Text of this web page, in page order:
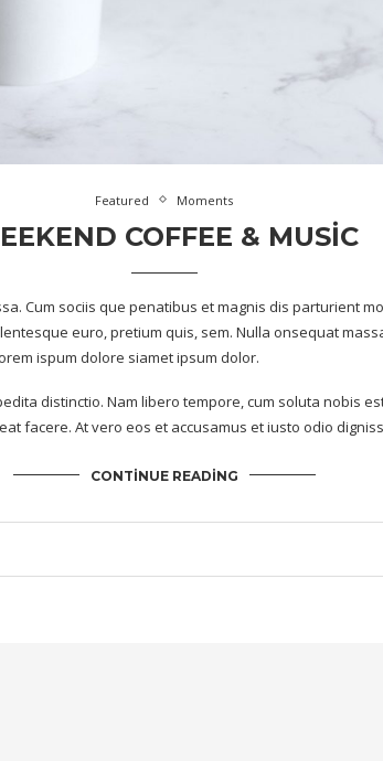
Featured Moments
COFFEE & MUSIC
Cum sociis que penatibus et magnis dis parturient
euro, pretium quis, sem. Nulla onsequat
ispum dolore siamet ipsum dolor.
distinctio. Nam libero tempore, cum soluta nobis
facere. At vero eos et accusamus et iusto odio
CONTINUE READING